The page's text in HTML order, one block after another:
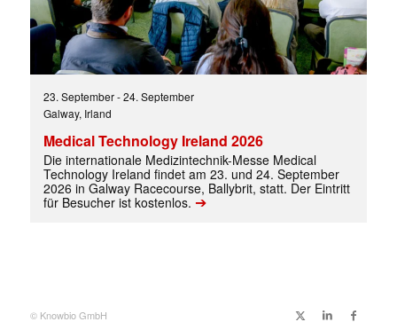
23. September-24. September
Galway, Irland
Medical Technology Ireland 2026
Die internationale Medizintechnik-Messe Medical
Technology Ireland findet am 23. und 24. September
2026 in Galway Racecourse, Ballybrit, statt. Der Eintritt
für Besucher ist kostenlos. ➔
© Knowbio GmbH